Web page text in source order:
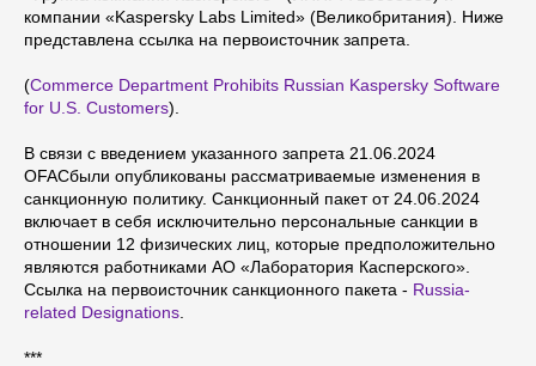
компании «Kaspersky Labs Limited» (Великобритания). Ниже
представлена ссылка на первоисточник запрета.
(Commerce Department Prohibits Russian Kaspersky Software
for U.S. Customers).
В связи с введением указанного запрета 21.06.2024
OFACбыли опубликованы рассматриваемые изменения в
санкционную политику. Санкционный пакет от 24.06.2024
включает в себя исключительно персональные санкции в
отношении 12 физических лиц, которые предположительно
являются работниками АО «Лаборатория Касперского».
Ссылка на первоисточник санкционного пакета - Russia-
related Designations
***